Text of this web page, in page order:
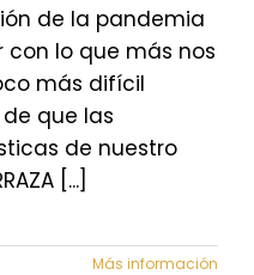
de la pandemia
con lo que más nos
más difícil
que las
de nuestro
[...]
Más información